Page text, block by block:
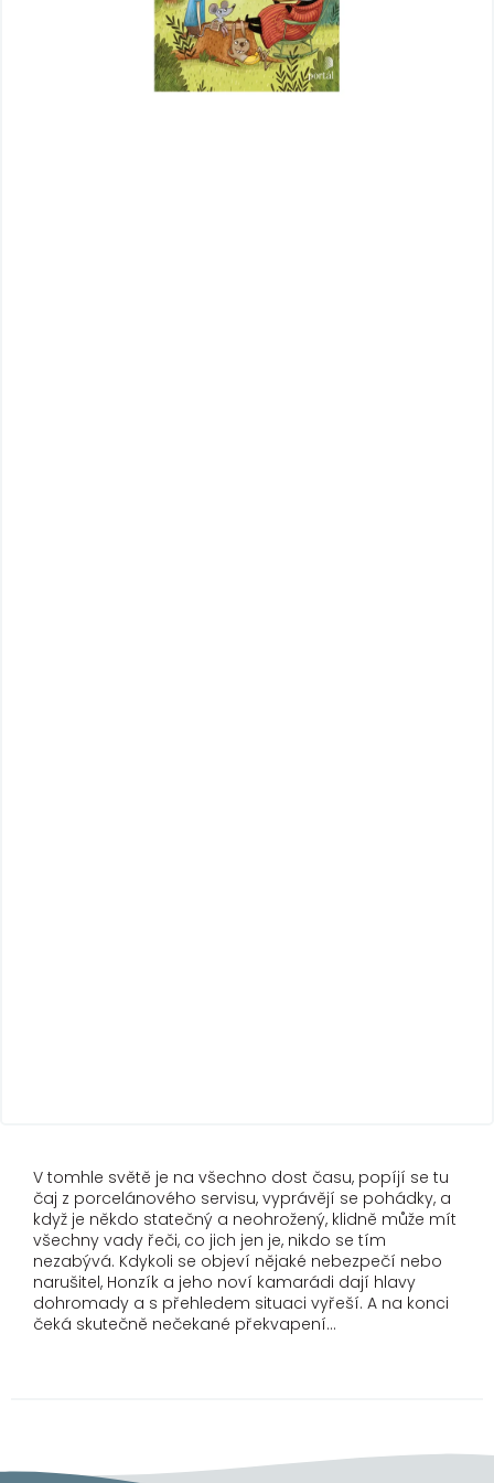
V tomhle světě je na všechno dost času, popíjí se tu
čaj z porcelánového servisu, vyprávějí se pohádky, a
když je někdo statečný a neohrožený, klidně může mít
všechny vady řeči, co jich jen je, nikdo se tím
nezabývá. Kdykoli se objeví nějaké nebezpečí nebo
narušitel, Honzík a jeho noví kamarádi dají hlavy
dohromady a s přehledem situaci vyřeší. A na konci
čeká skutečně nečekané překvapení…